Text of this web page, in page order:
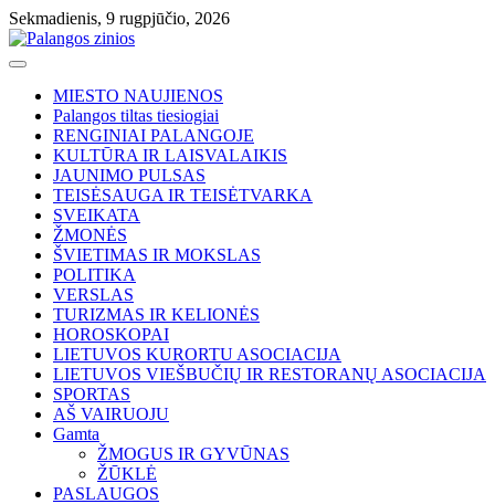
Skip
to
content
Sekmadienis, 9 rugpjūčio, 2026
MIESTO NAUJIENOS
Palangos tiltas tiesiogiai
RENGINIAI PALANGOJE
KULTŪRA IR LAISVALAIKIS
JAUNIMO PULSAS
TEISĖSAUGA IR TEISĖTVARKA
SVEIKATA
ŽMONĖS
ŠVIETIMAS IR MOKSLAS
POLITIKA
VERSLAS
TURIZMAS IR KELIONĖS
HOROSKOPAI
LIETUVOS KURORTU ASOCIACIJA
LIETUVOS VIEŠBUČIŲ IR RESTORANŲ ASOCIACIJA
SPORTAS
AŠ VAIRUOJU
Gamta
ŽMOGUS IR GYVŪNAS
ŽŪKLĖ
PASLAUGOS